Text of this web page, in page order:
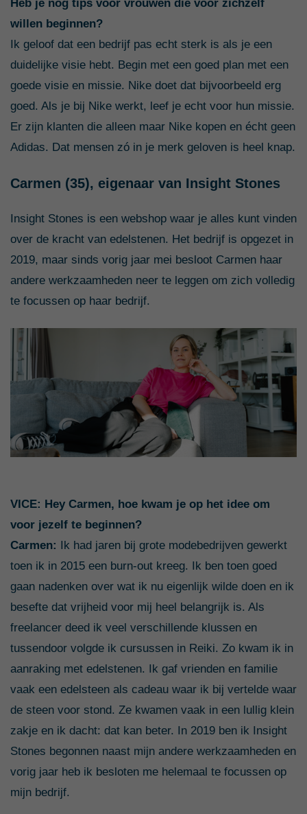
Heb je nog tips voor vrouwen die voor zichzelf
willen beginnen?
Ik geloof dat een bedrijf pas echt sterk is als je een
duidelijke visie hebt. Begin met een goed plan met een
goede visie en missie. Nike doet dat bijvoorbeeld erg
goed. Als je bij Nike werkt, leef je echt voor hun missie.
Er zijn klanten die alleen maar Nike kopen en écht geen
Adidas. Dat mensen zó in je merk geloven is heel knap.
Carmen (35), eigenaar van Insight Stones
Insight Stones is een webshop waar je alles kunt vinden
over de kracht van edelstenen. Het bedrijf is opgezet in
2019, maar sinds vorig jaar mei besloot Carmen haar
andere werkzaamheden neer te leggen om zich volledig
te focussen op haar bedrijf.
VICE: Hey Carmen, hoe kwam je op het idee om
voor jezelf te beginnen?
Carmen: Ik had jaren bij grote modebedrijven gewerkt
toen ik in 2015 een burn-out kreeg. Ik ben toen goed
gaan nadenken over wat ik nu eigenlijk wilde doen en ik
besefte dat vrijheid voor mij heel belangrijk is. Als
freelancer deed ik veel verschillende klussen en
tussendoor volgde ik cursussen in Reiki. Zo kwam ik in
aanraking met edelstenen. Ik gaf vrienden en familie
vaak een edelsteen als cadeau waar ik bij vertelde waar
de steen voor stond. Ze kwamen vaak in een lullig klein
zakje en ik dacht: dat kan beter. In 2019 ben ik Insight
Stones begonnen naast mijn andere werkzaamheden en
vorig jaar heb ik besloten me helemaal te focussen op
mijn bedrijf.